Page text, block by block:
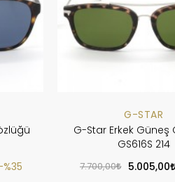
%35
G-STAR
G-Star Erkek Güneş
GS616S 214
7.700,00 5.005,00